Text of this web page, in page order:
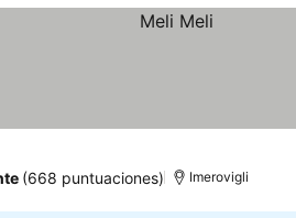
(668 puntuaciones) Imerovigli